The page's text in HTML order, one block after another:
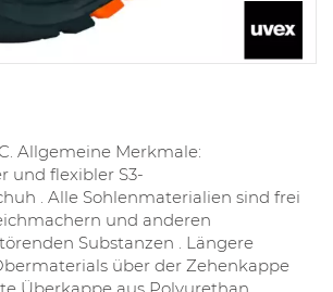
Allgemeine Merkmale:
und flexibler S3-
. Alle Sohlenmaterialien sind frei
und anderen
Substanzen . Längere
über der Zehenkappe